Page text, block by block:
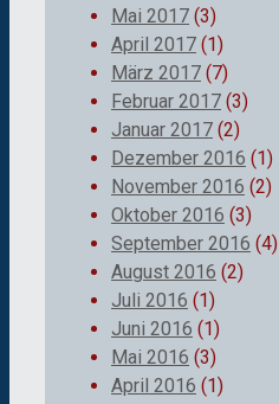
Mai 2017 (3)
April 2017 (1)
März 2017 (7)
Februar 2017 (3)
Januar 2017 (2)
Dezember 2016 (1)
November 2016 (2)
Oktober 2016 (3)
September 2016 (4)
August 2016 (2)
Juli 2016 (1)
Juni 2016 (1)
Mai 2016 (3)
April 2016 (1)